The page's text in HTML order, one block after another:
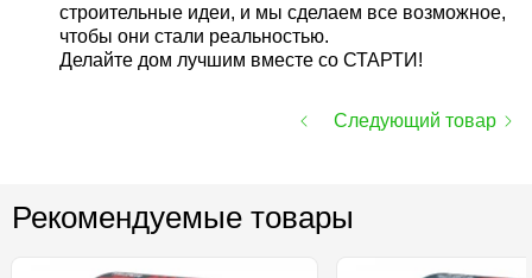
строительные идеи, и мы сделаем все возможное,
чтобы они стали реальностью.
Делайте дом лучшим вместе со СТАРТИ!
Следующий товар
Рекомендуемые товары